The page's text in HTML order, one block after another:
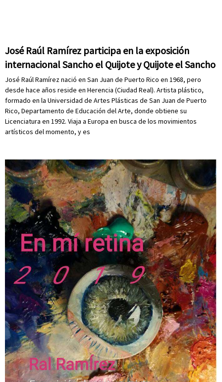
José Raúl Ramírez participa en la exposición
internacional Sancho el Quijote y Quijote el Sancho
José Raúl Ramírez nació en San Juan de Puerto Rico en 1968, pero
desde hace años reside en Herencia (Ciudad Real). Artista plástico,
formado en la Universidad de Artes Plásticas de San Juan de Puerto
Rico, Departamento de Educación del Arte, donde obtiene su
Licenciatura en 1992. Viaja a Europa en busca de los movimientos
artísticos del momento, y es